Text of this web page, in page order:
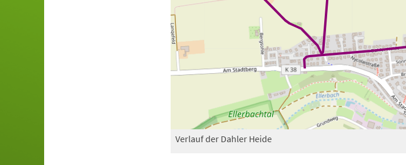
Verlauf der Dahler Heide